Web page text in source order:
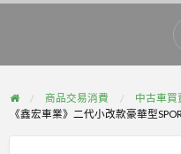
商品交易消費
中古車買
《鑫宏車業》二代小改款豪華型